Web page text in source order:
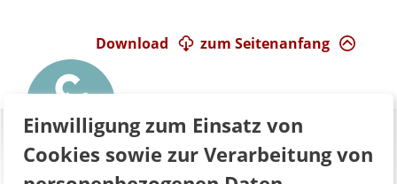
zum Seitenanfang
Download
Einwilligung zum Einsatz von
Cookies sowie zur Verarbeitung von